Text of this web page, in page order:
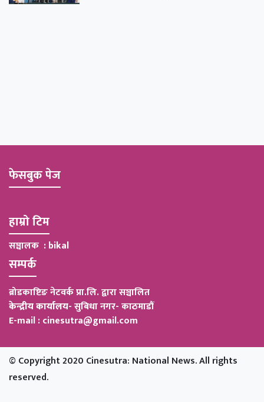
फेसबुक पेज
हाम्रो टिम
सञ्चालक : bikal
सम्पर्क
ब्रोडकाष्टिङ नेटवर्क प्रा.लि. द्वारा सञ्चालित
केन्द्रीय कार्यालय-सुबिधा नगर- काठमाडौं
E-mail : cinesutra@gmail.com
© Copyright 2020 Cinesutra: National News. All rights
reserved.